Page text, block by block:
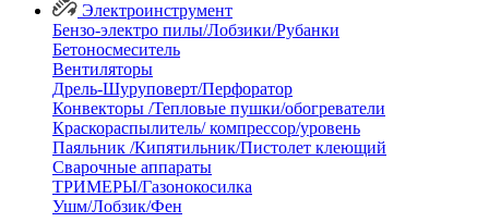
Электроинструмент
Бензо-электро пилы/Лобзики/Рубанки
Бетоносмеситель
Вентиляторы
Дрель-Шуруповерт/Перфоратор
Конвекторы /Тепловые пушки/обогреватели
Краскораспылитель/ компрессор/уровень
Паяльник /Кипятильник/Пистолет клеющий
Сварочные аппараты
ТРИМЕРЫ/Газонокосилка
Ушм/Лобзик/Фен